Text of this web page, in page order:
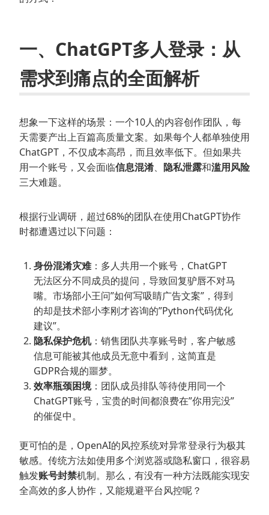
一、ChatGPT多人登录：从
需求到痛点的全面解析
想象一下这样的场景：一个10人的内容创作团队，每
天需要产出上百篇高质量文案。如果每个人都单独使用
ChatGPT，不仅成本高昂，而且效率低下。但如果共
用一个账号，又会面临信息混淆、 隐私泄露和滥用风险
三大难题。
根据行业调研，超过68%的团队在使用ChatGPT协作
时都遭遇过以下问题：
身份混淆灾难：多人共用一个账号，ChatGPT
无法区分不同成员的提问，导致回复驴唇不对马
嘴。市场部小王问”如何写吸睛广告文案”，得到
的却是技术部小李刚才咨询的”Python代码优化
建议”。
隐私保护危机：销售团队共享账号时，客户敏感
信息可能被其他成员无意中看到，这简直是
GDPR合规的噩梦。
效率瓶颈困境：团队成员排队等待使用同一个
ChatGPT账号，宝贵的时间都浪费在”你用完没”
的催促中。
更可怕的是，OpenAI的风控系统对异常登录行为极其
敏感。传统方法如使用多个浏览器或隐私窗口，很容易
触发账号封禁机制。那么，有没有一种方法既能实现安
全高效的多人协作，又能规避平台风控呢？